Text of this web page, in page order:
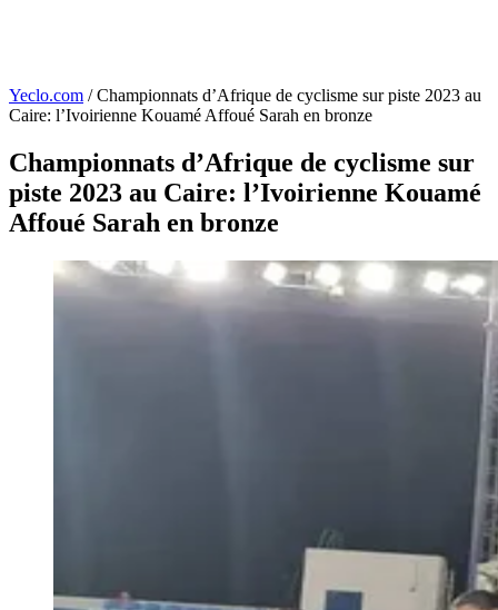
Yeclo.com / Championnats d’Afrique de cyclisme sur piste 2023 au
Caire: l’Ivoirienne Kouamé Affoué Sarah en bronze
Championnats d’Afrique de cyclisme sur
piste 2023 au Caire: l’Ivoirienne Kouamé
Affoué Sarah en bronze